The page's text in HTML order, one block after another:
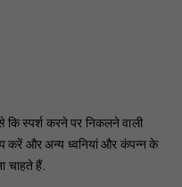
स्पर्श करने पर निकलने वाली
करें औरअन्य ध्वनियां और कंपन्नके
चाहते हैं.